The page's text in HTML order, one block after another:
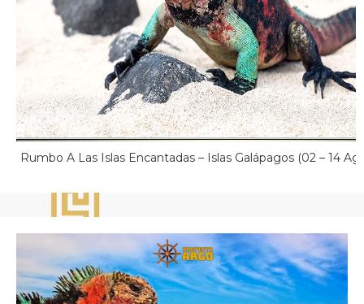
Rumbo A Las Islas Encantadas – Islas Galápagos (02 – 14